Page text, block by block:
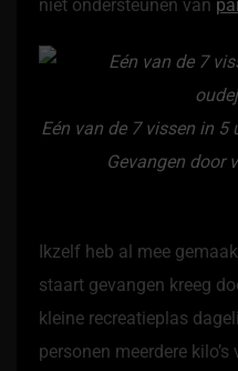
niet ondersteunen van
Eén van de 7 vissen in
Gevangen door
Ikzelf heb al mee
staart gevangen kreeg
kleine recreatieplas
personen meerdere